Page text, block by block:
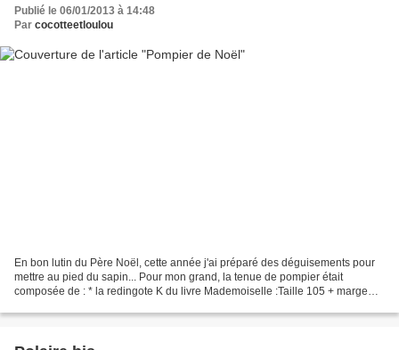
Publié le 06/01/2013 à 14:48
Par cocotteetloulou
En bon lutin du Père Noël, cette année j'ai préparé des déguisements pour
mettre au pied du sapin... Pour mon grand, la tenue de pompier était
composée de : * la redingote K du livre Mademoiselle :Taille 105 + marge